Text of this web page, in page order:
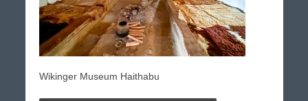
Wikinger Museum Haithabu